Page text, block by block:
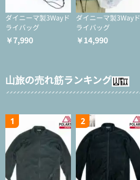
ダイニーマ製3Wayド
ライバッグ
￥7,990
ダイニーマ製3Wayド
ライバッグ
￥14,990
山旅の売れ筋ランキング
1 2